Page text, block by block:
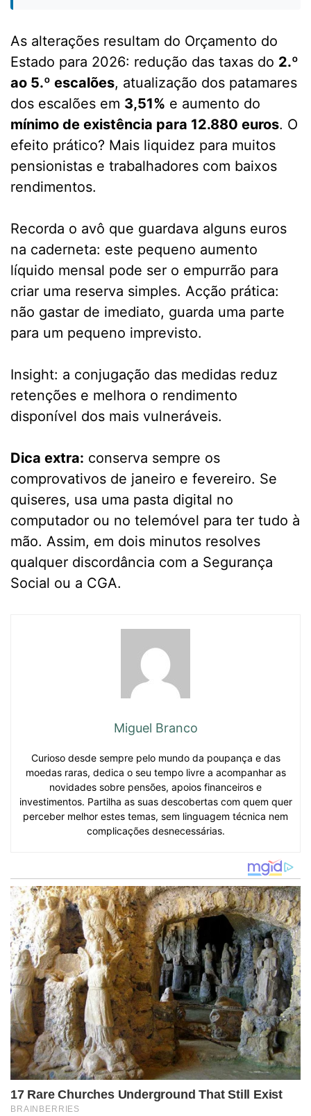
As alterações resultam do Orçamento do
Estado para 2026: redução das taxas do 2.º
ao 5.º escalões, atualização dos patamares
dos escalões em 3,51% e aumento do
mínimo de existência para 12.880 euros. O
efeito prático? Mais liquidez para muitos
pensionistas e trabalhadores com baixos
rendimentos.
Recorda o avô que guardava alguns euros
na caderneta: este pequeno aumento
líquido mensal pode ser o empurrão para
criar uma reserva simples. Acção prática:
não gastar de imediato, guarda uma parte
para um pequeno imprevisto.
Insight: a conjugação das medidas reduz
retenções e melhora o rendimento
disponível dos mais vulneráveis.
Dica extra: conserva sempre os
comprovativos de janeiro e fevereiro. Se
quiseres, usa uma pasta digital no
computador ou no telemóvel para ter tudo à
mão. Assim, em dois minutos resolves
qualquer discordância com a Segurança
Social ou a CGA.
Miguel Branco
Curioso desde sempre pelo mundo da poupança e das
moedas raras, dedica o seu tempo livre a acompanhar as
novidades sobre pensões, apoios financeiros e
investimentos. Partilha as suas descobertas com quem quer
perceber melhor estes temas, sem linguagem técnica nem
complicações desnecessárias.